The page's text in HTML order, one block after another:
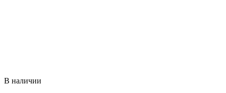
В наличии